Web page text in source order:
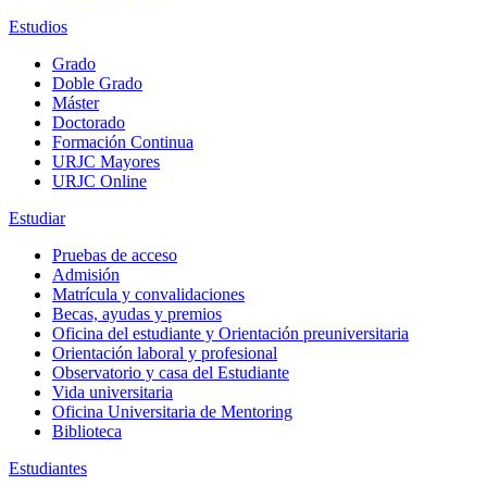
Estudios
Grado
Doble Grado
Máster
Doctorado
Formación Continua
URJC Mayores
URJC Online
Estudiar
Pruebas de acceso
Admisión
Matrícula y convalidaciones
Becas, ayudas y premios
Oficina del estudiante y Orientación preuniversitaria
Orientación laboral y profesional
Observatorio y casa del Estudiante
Vida universitaria
Oficina Universitaria de Mentoring
Biblioteca
Estudiantes